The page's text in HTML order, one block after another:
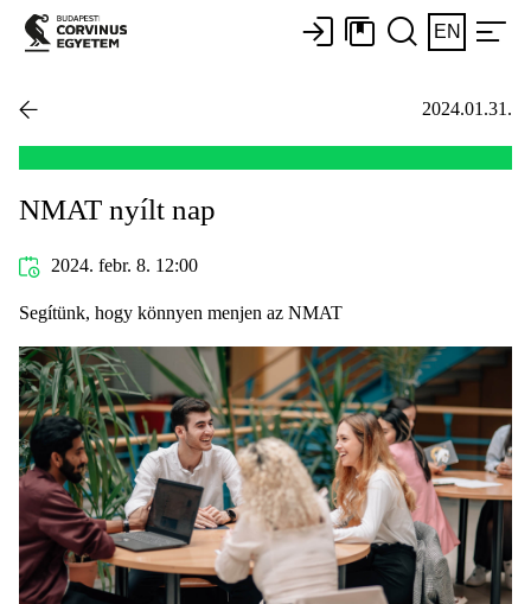
EN
2024.01.31.
NMAT nyílt nap
2024. febr. 8. 12:00
Segítünk, hogy könnyen menjen az NMAT